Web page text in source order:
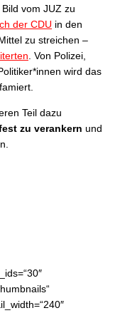
vom JUZ zu
der CDU in den
zu streichen –
. Von Polizei,
wird das
Teil dazu
zu verankern und